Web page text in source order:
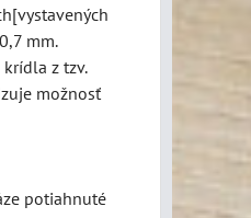
mm.
z tzv.
možnosť
potiahnuté